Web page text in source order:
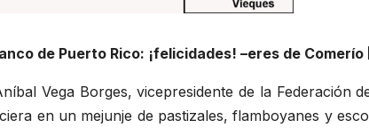
de Puerto Rico: ¡felicidades! –eres de Comerío
Vega Borges, vicepresidente de la Federación
en un mejunje de pastizales, flamboyanes y